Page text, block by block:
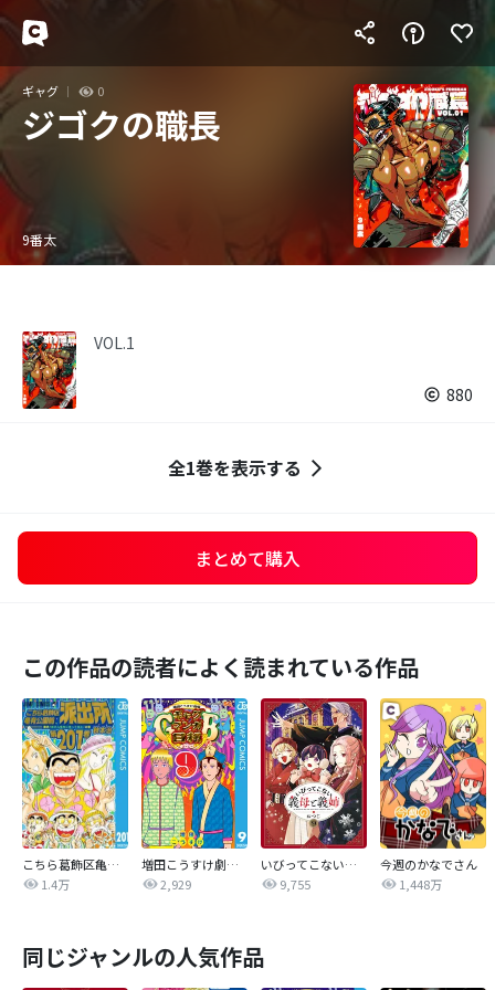
ギャグ 0
ジゴクの職長
9番太
VOL.1
880
全1巻を表示する
まとめて購入
この作品の読者によく読まれている作品
こちら葛飾区亀有公園前派出所
1.4万
増田こうすけ劇場 ギャグマンガ日和GB
2,929
いびってこない義母と義姉
9,755
今週のかなでさん
1,448万
同じジャンルの人気作品